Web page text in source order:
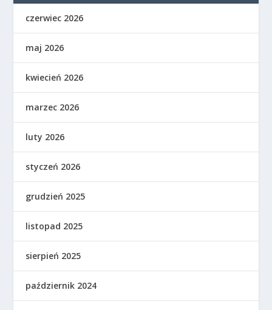
czerwiec 2026
maj 2026
kwiecień 2026
marzec 2026
luty 2026
styczeń 2026
grudzień 2025
listopad 2025
sierpień 2025
październik 2024